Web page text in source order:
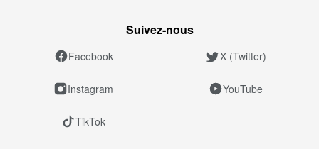
Suivez‑nous
Facebook X (Twitter)
Instagram YouTube
TikTok